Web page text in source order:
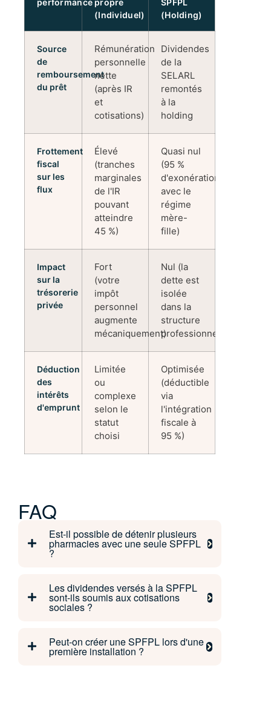
performance propre
(Individuel)
SPFPL
(Holding)
Source
de
remboursement
du prêt
Rémunération
personnelle
nette
(après IR
et
cotisations)
Dividendes
de la
SELARL
remontés
à la
holding
Frottement
fiscal
sur les
flux
Élevé
(tranches
marginales
de l'IR
pouvant
atteindre
45 %)
Quasi nul
(95 %
d'exonération
avec le
régime
mère-
fille)
Impact
sur la
trésorerie
privée
Fort
(votre
impôt
personnel
augmente
mécaniquement)
Nul (la
dette est
isolée
dans la
structure
professionnelle)
Déduction
des
intérêts
d'emprunt
Limitée
ou
complexe
selon le
statut
choisi
Optimisée
(déductible
via
l'intégration
fiscale à
95 %)
FAQ
Est-il possible de détenir plusieurs
pharmacies avec une seule SPFPL
?
Les dividendes versés à la SPFPL
sont-ils soumis aux cotisations
sociales ?
Peut-on créer une SPFPL lors d'une
première installation ?